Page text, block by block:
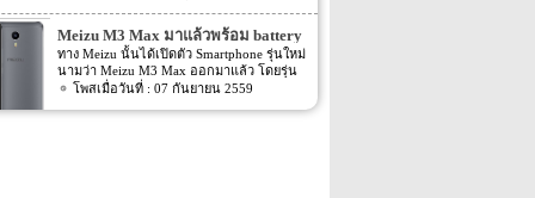
จำกันได้นั้นข่าวหลุดของ Meizu X รุ่นใหม่นี้
ไม่ใช่ข่าวแรกที่หลุดออกมา โดยก่อนหน้านี้
เมื่อไม่กี่วันที่ผ่านมานั้นก็มีรูปของ Meizu X
รุ่นใหม่นี้ออกมาแล้ว โดยรูปในตอนนั้นเป็น
รูปทางด้านหลังของตัวเครื่องด้วย โดยรูปใน
การออกแบบที่ต่างจาก Huawei Honor 8
หน้าเว็บไซต์ benchmarks อย่าง Geekbench
นั้นได้มีรายละเอียด Spec ของตัวเครื่อง
Smartphone รุ่นใหม่ของทางค่ายผู้ผลิตอย่าง
Meizu อย่าง Meizu M5 Note ถูกเปิดเผยออก
มาให้แฟนๆ นั้นทราบรายละเอียดกันแล้ว โดย
Spec ของ Meizu M5 Note ที่ถูกเปิดเผยออก
มานั้นระบุว่า Meizu M5 Note นี้จะถูกขับ
Meizu Pro 6 อีกด้วย สำหรับ Spec ของตัว
เครื่องนั้นจะเป็นอย่างไรนั้นไปดูกันเลยดีกว่า
สำหรับ Spec ของ Meizu Pro 6s นั้นตามข่าว
ระบว่า Meizu Pro 6s นั้นจะมีสีให้เลือกทั้ง
Gray, Gold, Silver, Rose Gold ขนาดหน้าจอ
ของตัวเครื่องนั้นจะมีขนาดอยู่ที่ 5.2 นิ้ว โดย
Meizu M3 Max มาแล้วพร้อม battery
ขนาด 4,100mAh
ทาง Meizu นั้นได้เปิดตัว Smartphone รุ่นใหม่
นามว่า Meizu M3 Max ออกมาแล้ว โดยรุ่น
ใหม่อย่าง Meizu M3 Max นี้นั้นนับว่าเป็นอีก
07 กันยายน 2559